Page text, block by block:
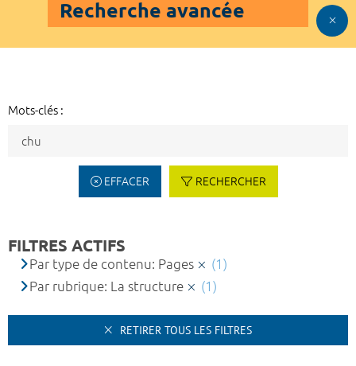
Recherche avancée
Mots-clés :
EFFACER RECHERCHER
FILTRES ACTIFS
Par type de contenu: Pages
(1)
Par rubrique: La structure
(1)
RETIRER TOUS LES FILTRES